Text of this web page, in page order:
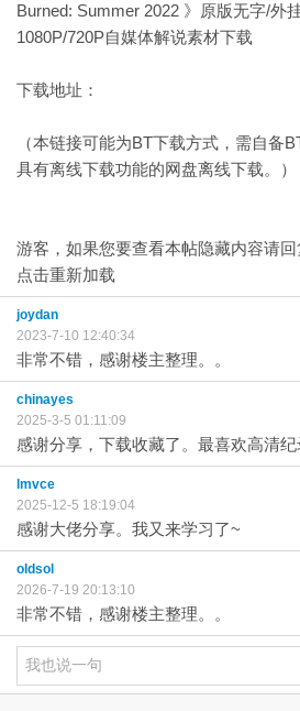
Burned: Summer 2022 》原版无字/外
1080P/720P自媒体解说素材下载
下载地址：
（本链接可能为BT下载方式，需自备
具有离线下载功能的网盘离线下载。）
游客，如果您要查看本帖隐藏内容请回
点击重新加载
joydan
2023-7-10 12:40:34
非常不错，感谢楼主整理。。
chinayes
2025-3-5 01:11:09
感谢分享，下载收藏了。最喜欢高清纪
lmvce
2025-12-5 18:19:04
感谢大佬分享。我又来学习了~
oldsol
2026-7-19 20:13:10
非常不错，感谢楼主整理。。